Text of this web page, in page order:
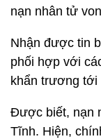
nạn nhân tử
Nhận được tin
phối hợp với
khẩn trương
Được biết, nạn
Tĩnh. Hiện,